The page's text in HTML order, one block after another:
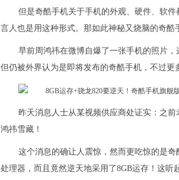
但是奇酷手机关于手机的外观、硬件、软
言人也是用这种形式。那如此神秘又烧脑的奇酷
早前周鸿祎在微博自爆了一张手机的照片
但仍被外界认为是即将发布的奇酷手机，不过更
昨天消息人士从某视频供应商处证实：之
鸿祎雪藏！
这个消息的确让人震惊，然而更吃惊的是
处理器，而且竟然逆天地采用了8GB运存！这听